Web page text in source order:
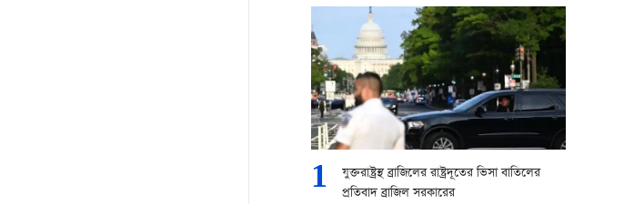
1
যুক্তরাষ্ট্রস্থ ব্রাজিলের রাষ্ট্রদূতের ভিসা বাতিলের
প্রতিবাদ ব্রাজিল সরকারের